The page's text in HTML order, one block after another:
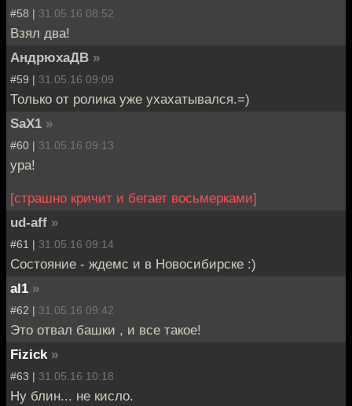
#58 | 31.05.16 08:52
Взял два!
АндрюхаДВ »
#59 | 31.05.16 09:09
Только от ролика уже ухахатывался.=)
SaX1 »
#60 | 31.05.16 09:13
ура!
[страшно кричит и бегает восьмерками]
ud-aff »
#61 | 31.05.16 09:14
Состояние - ждемс и в Новосибирске :)
al1 »
#62 | 31.05.16 09:42
Это отвал башки , и все такое!
Fizick »
#63 | 31.05.16 10:18
Ну блин... не кисло.